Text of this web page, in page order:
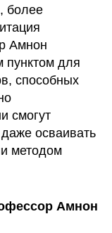
более
Амнон
пунктом для
способных
смогут
осваивать
методом
Амнон